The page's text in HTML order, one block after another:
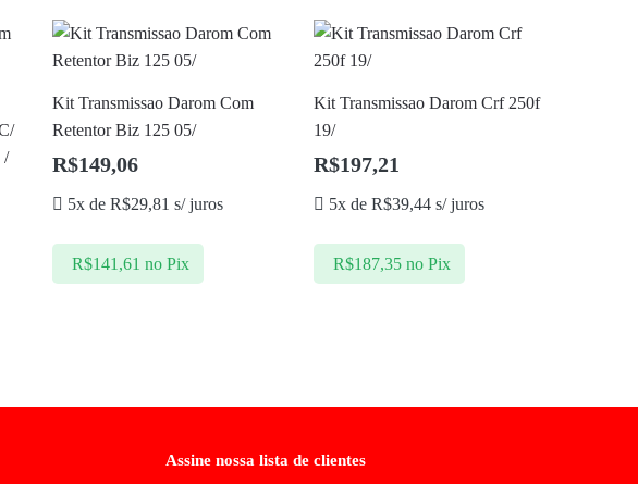
/
Kit Transmissao Darom Com
Retentor Biz 125 05/
R$149,06
5x deR$29,81 s/ juros
R$141,61 no Pix
Kit Transmissao Darom Crf 250f
19/
R$197,21
5x deR$39,44 s/ juros
R$187,35 no Pix
Assine nossa lista de clientes